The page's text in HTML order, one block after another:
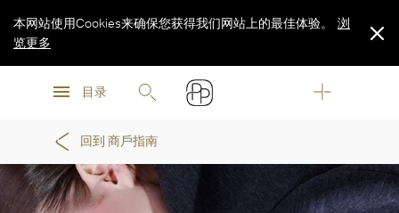
浏
目录
本网站使用Cookies来确保您获得我们网站上的最佳体验。
浏
览更多
回到 商戶指南